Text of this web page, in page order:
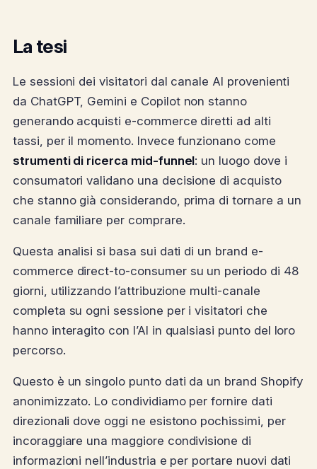
La tesi
Le sessioni dei visitatori dal canale AI provenienti
da ChatGPT, Gemini e Copilot non stanno
generando acquisti e-commerce diretti ad alti
tassi, per il momento. Invece funzionano come
strumenti di ricerca mid-funnel: un luogo dove i
consumatori validano una decisione di acquisto
che stanno già considerando, prima di tornare a un
canale familiare per comprare.
Questa analisi si basa sui dati di un brand e-
commerce direct-to-consumer su un periodo di 48
giorni, utilizzando l’attribuzione multi-canale
completa su ogni sessione per i visitatori che
hanno interagito con l’AI in qualsiasi punto del loro
percorso.
Questo è un singolo punto dati da un brand Shopify
anonimizzato. Lo condividiamo per fornire dati
direzionali dove oggi ne esistono pochissimi, per
incoraggiare una maggiore condivisione di
informazioni nell’industria e per portare nuovi dati